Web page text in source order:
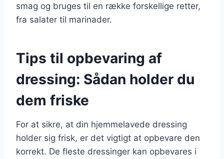
smag og bruges til en række forskellige retter,
fra salater til marinader.
Tips til opbevaring af
dressing: Sådan holder du
dem friske
For at sikre, at din hjemmelavede dressing
holder sig frisk, er det vigtigt at opbevare den
korrekt. De fleste dressinger kan opbevares i